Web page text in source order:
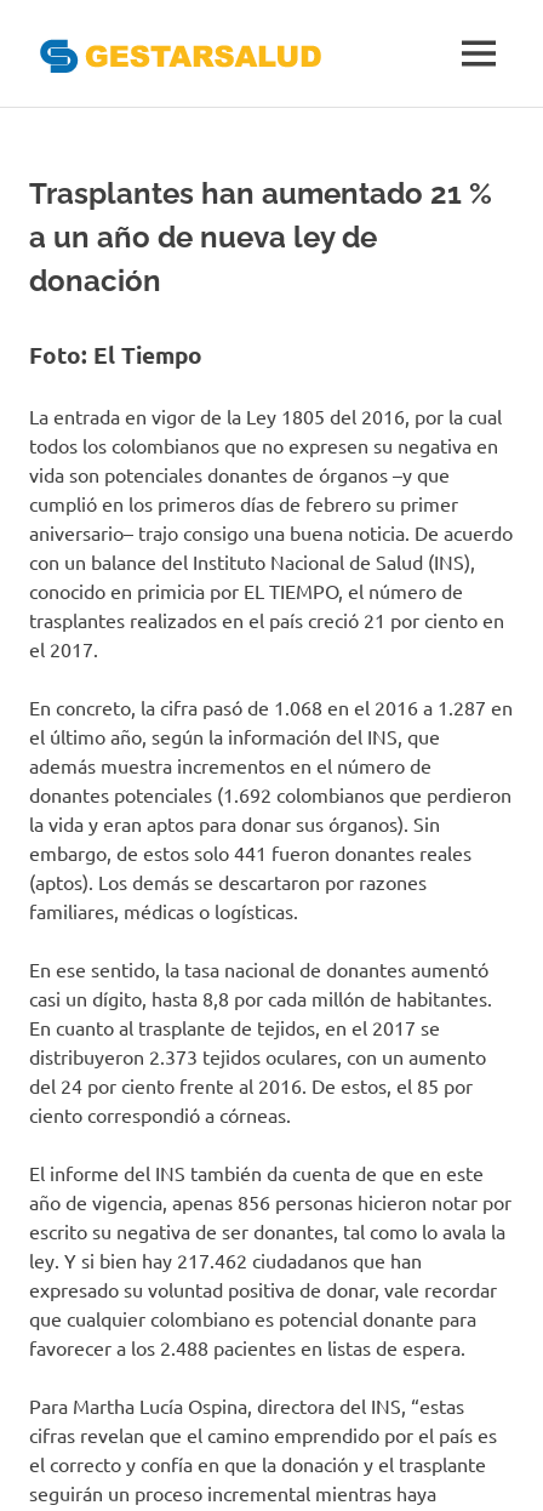
del
Aseguramiento
de
la
Salud
MENÚ
Trasplantes han aumentado 21 %
a un año de nueva ley de
donación
Foto: El Tiempo
La entrada en vigor de la Ley 1805 del 2016, por la cual
todos los colombianos que no expresen su negativa en
vida son potenciales donantes de órganos –y que
cumplió en los primeros días de febrero su primer
aniversario– trajo consigo una buena noticia. De acuerdo
con un balance del Instituto Nacional de Salud (INS),
conocido en primicia por EL TIEMPO, el número de
trasplantes realizados en el país creció 21 por ciento en
el 2017.
En concreto, la cifra pasó de 1.068 en el 2016 a 1.287 en
el último año, según la información del INS, que
además muestra incrementos en el número de
donantes potenciales (1.692 colombianos que perdieron
la vida y eran aptos para donar sus órganos). Sin
embargo, de estos solo 441 fueron donantes reales
(aptos). Los demás se descartaron por razones
familiares, médicas o logísticas.
En ese sentido, la tasa nacional de donantes aumentó
casi un dígito, hasta 8,8 por cada millón de habitantes.
En cuanto al trasplante de tejidos, en el 2017 se
distribuyeron 2.373 tejidos oculares, con un aumento
del 24 por ciento frente al 2016. De estos, el 85 por
ciento correspondió a córneas.
El informe del INS también da cuenta de que en este
año de vigencia, apenas 856 personas hicieron notar por
escrito su negativa de ser donantes, tal como lo avala la
ley. Y si bien hay 217.462 ciudadanos que han
expresado su voluntad positiva de donar, vale recordar
que cualquier colombiano es potencial donante para
favorecer a los 2.488 pacientes en listas de espera.
Para Martha Lucía Ospina, directora del INS, “estas
cifras revelan que el camino emprendido por el país es
el correcto y confía en que la donación y el trasplante
seguirán un proceso incremental mientras haya